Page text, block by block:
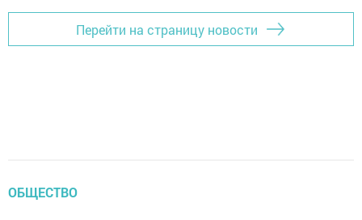
Перейти на страницу новости
ОБЩЕСТВО